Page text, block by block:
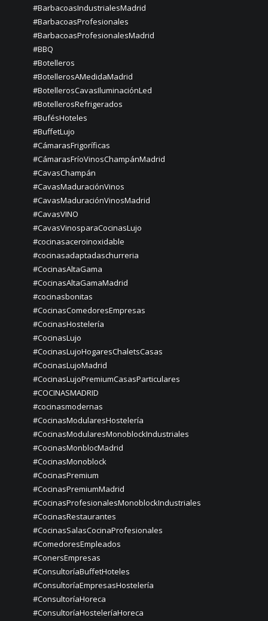
#BarbacoasIndustrialesMadrid
#BarbacoasProfesionales
#BarbacoasProfesionalesMadrid
#BBQ
#Botelleros
#BotellerosAMedidaMadrid
#BotellerosCavasIluminaciónLed
#BotellerosRefrigerados
#BufésHoteles
#BuffetLujo
#CámarasFrigoríficas
#CámarasFríoVinosChampánMadrid
#CavasChampán
#CavasMaduraciónVinos
#CavasMaduraciónVinosMadrid
#CavasVINO
#CavasVinosparaCocinasLujo
#cocinasaceroinoxidable
#cocinasadaptadaschurreria
#CocinasAltaGama
#CocinasAltaGamaMadrid
#cocinasbonitas
#CocinasComedoresEmpresas
#CocinasHostelería
#CocinasLujo
#CocinasLujoHogaresChaletsCasas
#CocinasLujoMadrid
#CocinasLujoPremiumCasasParticulares
#COCINASMADRID
#cocinasmodernas
#CocinasModularesHostelería
#CocinasModularesMonoblockIndustriales
#CocinasMonblocMadrid
#CocinasMonoblock
#CocinasPremium
#CocinasPremiumMadrid
#CocinasProfesionalesMonoblockIndustriales
#CocinasRestaurantes
#CocinasSalasCocinaProfesionales
#ComedoresEmpleados
#ConersEmpresas
#ConsultoríaBuffetHoteles
#ConsultoríaEmpresasHostelería
#ConsultoríaHoreca
#ConsultoríaHosteleríaHoreca